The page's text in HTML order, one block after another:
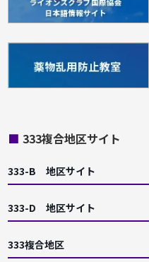
■ 333複合地区サイト
333-B 地区サイト
333-D 地区サイト
333複合地区